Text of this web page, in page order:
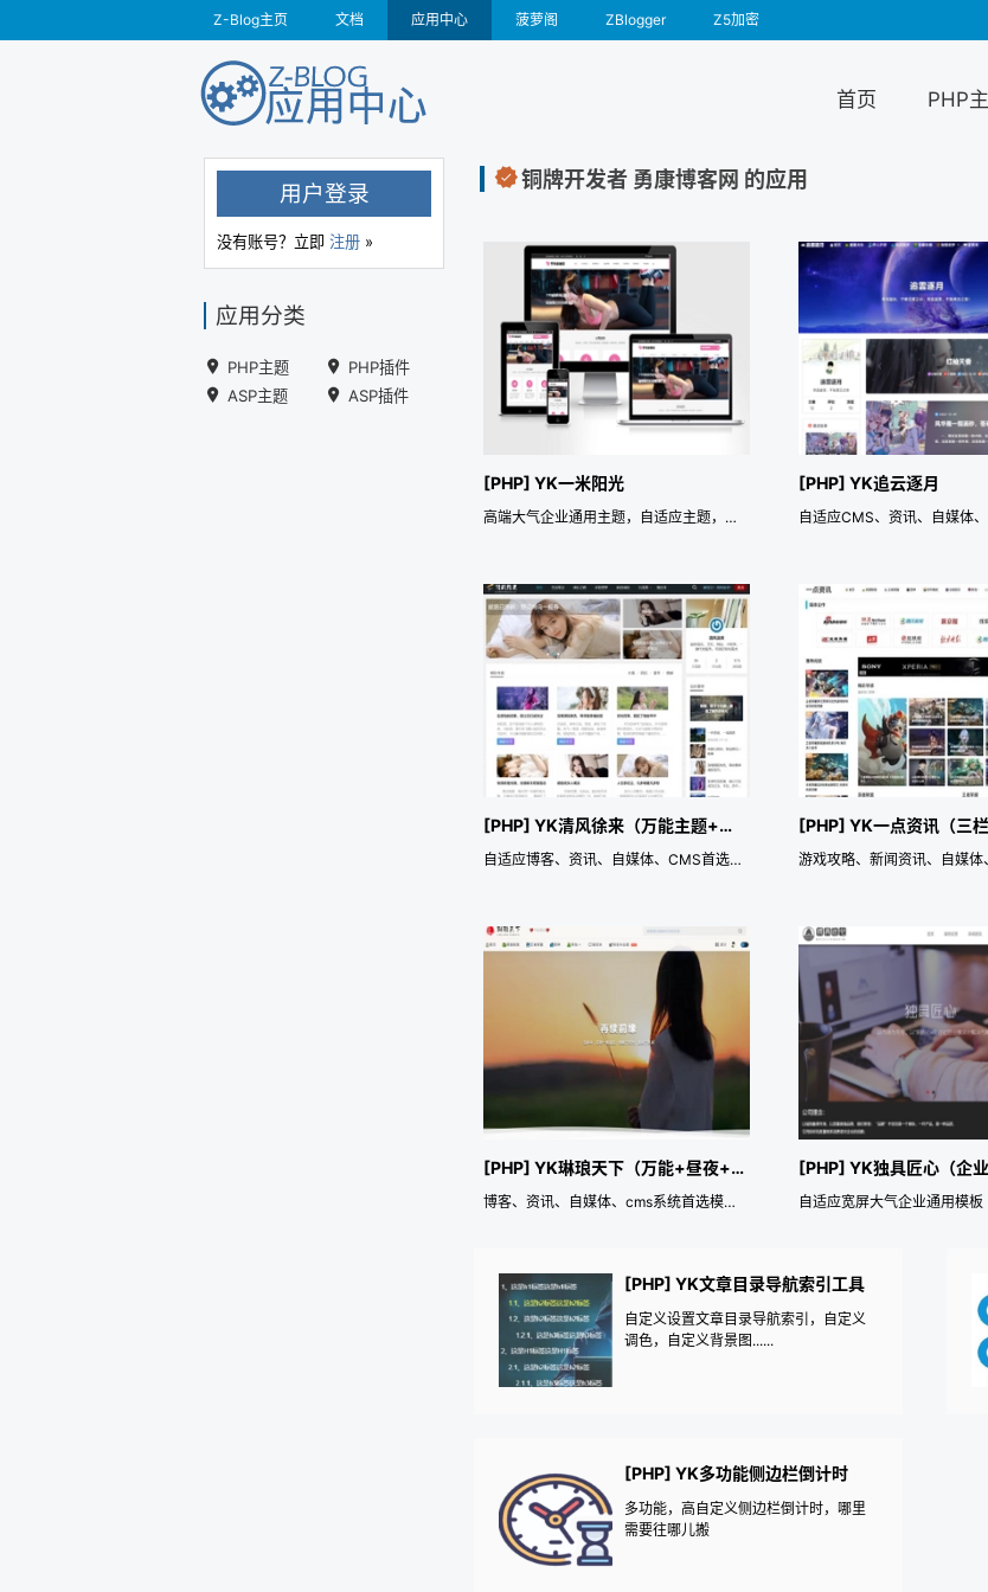
Z-Blog主页 文档 应用中心 菠萝阁 ZBlogger Z5加密
首页 PHP
铜牌开发者 勇康博客网 的应用
[PHP] YK一米阳光
高端大气企业通用主题，自适应主题，特别适合做课程培训，健身资讯等网站，演示站为纯净zblog搭建，演示站所呈现的内容均可通过主题配置完成，高可用，高度模块化
[PHP] YK追云逐月
[PHP] YK清风徐来（万能主题+自定义布局）
自适应博客、资讯、自媒体、CMS首选主题模板
[PHP] YK琳琅天下（万能+昼夜+SEO）
博客、资讯、自媒体、cms系统首选模板。自适应、昼夜、万能自定义布局主题
[PHP] YK独具匠心（企业
自适应宽屏大气企业通用模板
[PHP] YK文章目录导航索引工具
自定义设置文章目录导航索引，自定义
调色，自定义背景图......
[PHP] YK多功能侧边栏倒计时
多功能，高自定义侧边栏倒计时，哪里
需要往哪儿搬
用户登录
没有账号？立即 注册 »
应用分类
PHP主题
PHP插件
ASP主题
ASP插件